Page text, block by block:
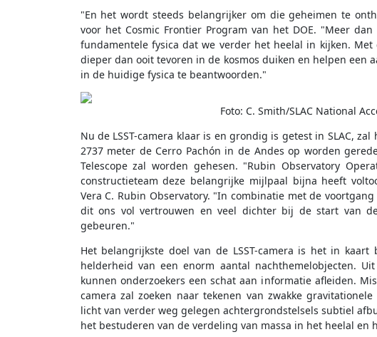
"En het wordt steeds belangrijker om die geheimen te
voor het Cosmic Frontier Program van het DOE. "Meer
fundamentele fysica dat we verder het heelal in kijken. Met
dieper dan ooit tevoren in de kosmos duiken en helpen een
in de huidige fysica te beantwoorden."
Foto: C. Smith/SLAC National
Nu de LSST-camera klaar is en grondig is getest in SLAC,
2737 meter de Cerro Pachón in de Andes op worden
Telescope zal worden gehesen. "Rubin Observatory
constructieteam deze belangrijke mijlpaal bijna heeft
Vera C. Rubin Observatory. "In combinatie met de
dit ons vol vertrouwen en veel dichter bij de start van
gebeuren."
Het belangrijkste doel van de LSST-camera is het in
helderheid van een enorm aantal nachthemelobjecten.
kunnen onderzoekers een schat aan informatie afleiden.
camera zal zoeken naar tekenen van zwakke
licht van verder weg gelegen achtergrondstelsels subtiel
het bestuderen van de verdeling van massa in het heelal